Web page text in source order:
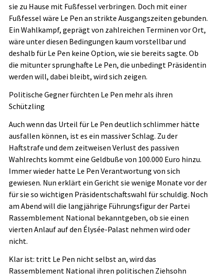
sie zu Hause mit Fußfessel verbringen. Doch mit einer
Fußfessel wäre Le Pen an strikte Ausgangszeiten gebunden.
Ein Wahlkampf, geprägt von zahlreichen Terminen vor Ort,
wäre unter diesen Bedingungen kaum vorstellbar und
deshalb für Le Pen keine Option, wie sie bereits sagte. Ob
die mitunter sprunghafte Le Pen, die unbedingt Präsidentin
werden will, dabei bleibt, wird sich zeigen.
Politische Gegner fürchten Le Pen mehr als ihren
Schützling
Auch wenn das Urteil für Le Pen deutlich schlimmer hätte
ausfallen können, ist es ein massiver Schlag. Zu der
Haftstrafe und dem zeitweisen Verlust des passiven
Wahlrechts kommt eine Geldbuße von 100.000 Euro hinzu.
Immer wieder hatte Le Pen Verantwortung von sich
gewiesen. Nun erklärt ein Gericht sie wenige Monate vor der
für sie so wichtigen Präsidentschaftswahl für schuldig. Noch
am Abend will die langjährige Führungsfigur der Partei
Rassemblement National bekanntgeben, ob sie einen
vierten Anlauf auf den Élysée-Palast nehmen wird oder
nicht.
Klar ist: tritt Le Pen nicht selbst an, wird das
Rassemblement National ihren politischen Ziehsohn